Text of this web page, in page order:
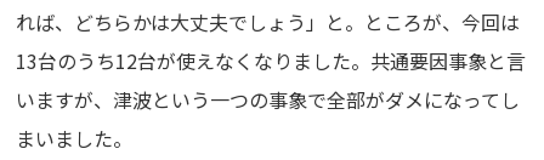
れば、どちらかは大丈夫でしょう」と。ところが、今回は
13台のうち12台が使えなくなりました。共通要因事象と言
いますが、津波という一つの事象で全部がダメになってし
まいました。